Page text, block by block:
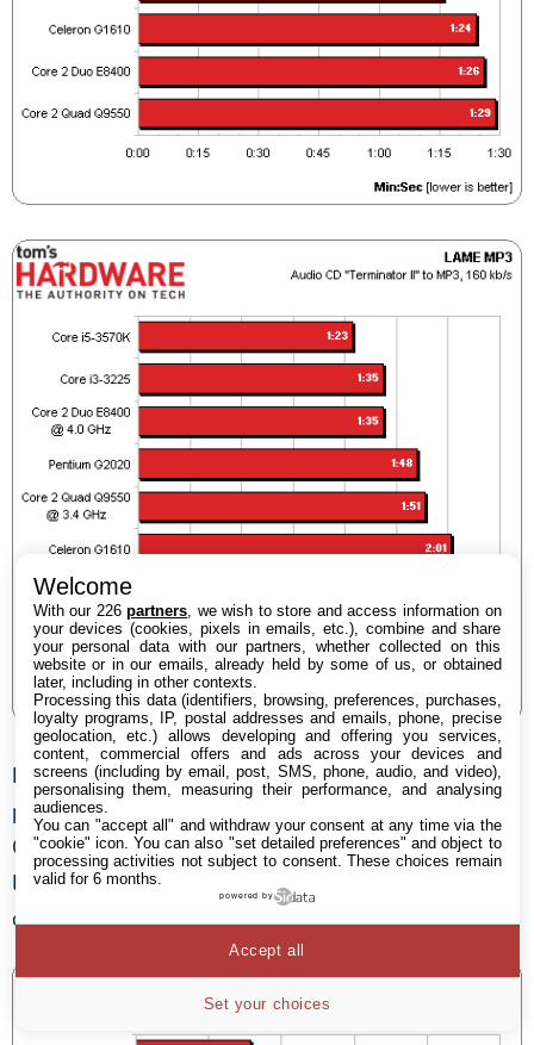
HandBrake et Total Code Studio video studio
permettent à l’architecture Ivy Bridge de s’illustrer : le
Celeron surpasse l’E8400 sans discussion, tandis que
le Pentium G2020 est capable de rivaliser avec l’E8400
overclocké et ce malgré un handicap de 1100 MHz !
Welcome
With our 226partners , we wish to store and access information on
your devices (cookies, pixels in emails, etc.), combine and share
your personal data with our partners, whether collected on this
website or in our emails, already held by some of us, or obtained
later, including in other contexts.
Processing this data (identifiers, browsing, preferences, purchases,
loyalty programs, IP, postal addresses and emails, phone, precise
geolocation, etc.) allows developing and offering you services,
content, commercial offers and ads across your devices and
screens (including by email, post, SMS, phone, audio, and video),
personalising them, measuring their performance, and analysing
audiences.
You can "accept all" and withdraw your consent at any time via the
"cookie" icon. You can also "set detailed preferences" and object to
processing activities not subject to consent. These choices remain
valid for 6 months.
powered by
Set your choices
Accept all